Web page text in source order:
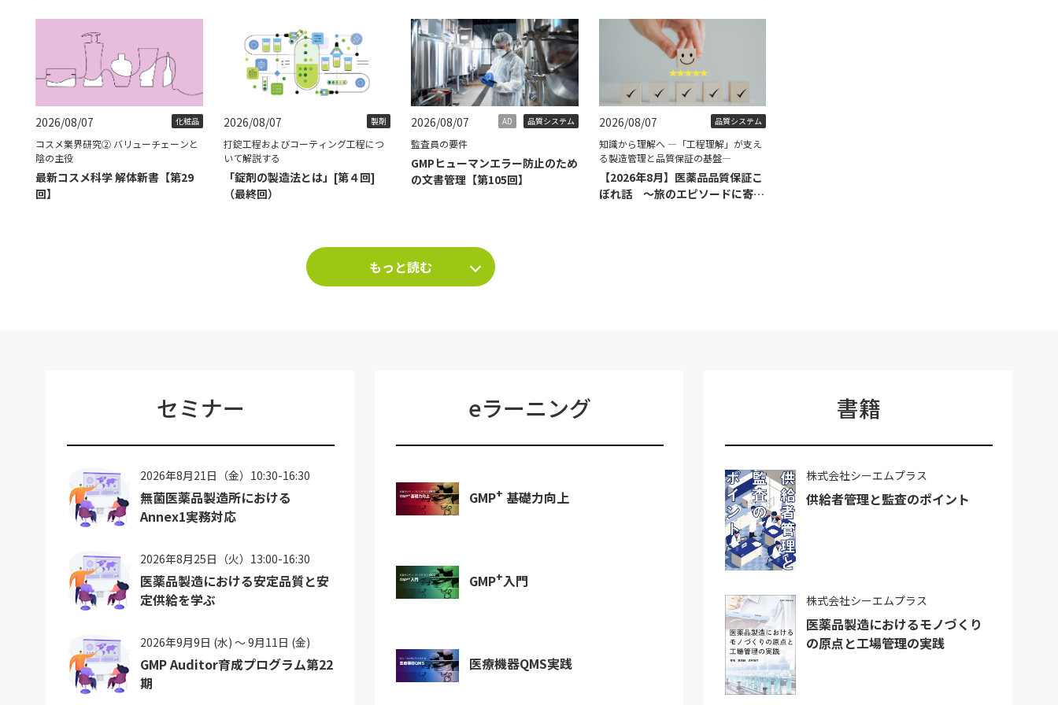
2026/08/07 化粧品
コスメ業界研究② バリューチェーンと
陰の主役
最新コスメ科学 解体新書【第29
回】
2026/08/07 製剤
打錠工程およびコーティング工程につ
いて解説する
「錠剤の製造法とは」[第４回]
（最終回）
2026/08/07 AD 品質システム
監査員の要件
GMPヒューマンエラー防止のため
の文書管理【第105回】
2026/08/07 品質システム
知識から理解へ ―「工程理解」が支え
る製造管理と品質保証の基盤―
【2026年8月】医薬品品質保証こ
ぼれ話 ～旅のエピソードに寄せ
もっと読む
セミナー
2026年8月21日（金）10:30-16:30
無菌医薬品製造所における
Annex1実務対応
2026年8月25日（火）13:00-16:30
医薬品製造における安定品質と安
定供給を学ぶ
2026年9月9日 (水) ～ 9月11日 (金)
GMP Auditor育成プログラム第22
期
eラーニング
GMP+ 基礎力向上
GMP+入門
医療機器QMS実践
書籍
株式会社シーエムプラス
供給者管理と監査のポイント
株式会社シーエムプラス
医薬品製造におけるモノづくり
の原点と工場管理の実践